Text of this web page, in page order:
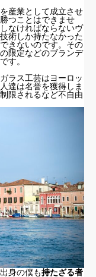
産業として成立させ
つことはできませ
なければならないヴ
術しか持たなかった
きないのです。その
限定などのブランデ
す。
ラス工芸はヨーロッ
達は名誉を獲得しま
限されるなど不自由
身の僕も持たざる者